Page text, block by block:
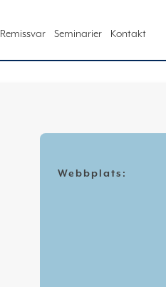
Remissvar Seminarier Kontakt
Webbplats: